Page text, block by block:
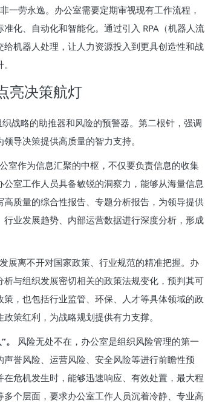
一劳永逸。办公室需要定期审视现有工作流程，
化、自动化和智能化。通过引入 RPA（机器人流
机器人处理，让人力资源投入到更具创造性和战
亮决策航灯
战略的助推器和风险的预警器。第二根针，强调
导决策提供高质量的智力支持。
室作为信息汇聚的中枢，不仅要负责信息的收集
室工作人员具备敏锐的洞察力，能够从海量信息
质量的综合性报告、专题分析报告，为领导提供
业发展趋势、内部运营数据进行深度分析，形成
展离不开对国家政策、行业规范的精准把握。办
与组织发展密切相关的政策法规变化，预判其可
，也包括行业监管、环保、人才等具体领域的政
策红利，为战略规划提供有力支撑。
风险无处不在，办公室是组织风险管理的第一
誉风险、运营风险、安全风险等进行前瞻性预
危机发生时，能够迅速响应、有效处置，最大程
个层面，要求办公室工作人员沉着冷静、专业高